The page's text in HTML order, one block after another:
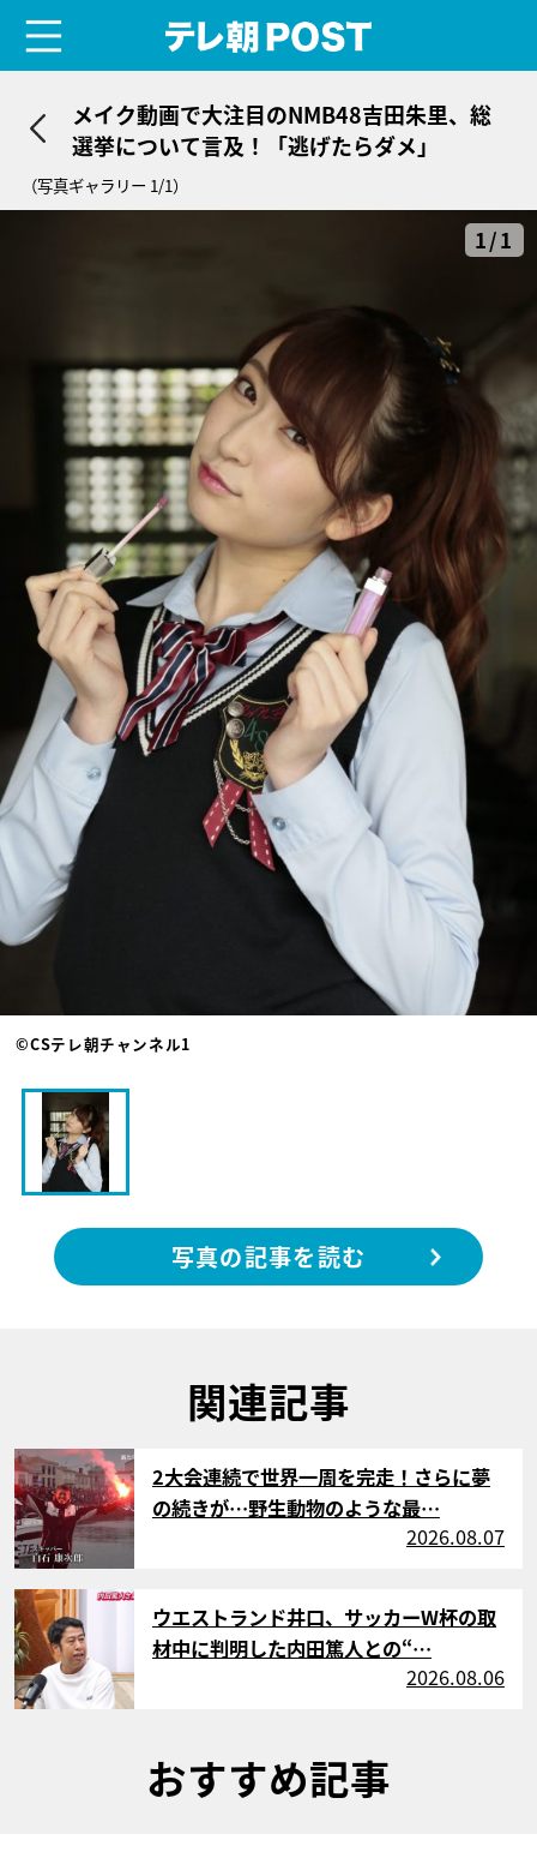
メイク動画で大注目のNMB48吉田朱里、総
選挙について言及！「逃げたらダメ」
（写真ギャラリー 1/1）
1/1
©CSテレ朝チャンネル1
写真の記事を読む
関連記事
サムネイル
2大会連続で世界一周を完走！さらに夢
の続きが…野生動物のような最…
2026.08.07
サムネイル
ウエストランド井口、サッカーW杯の取
材中に判明した内田篤人との“…
2026.08.06
おすすめ記事